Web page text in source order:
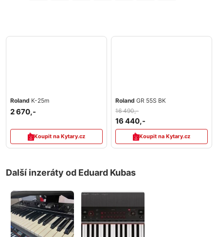
Roland K-25m
2 670,-
Koupit na Kytary.cz
Roland GR 55S BK
16 490,-
16 440,-
Koupit na Kytary.cz
Další inzeráty od Eduard Kubas